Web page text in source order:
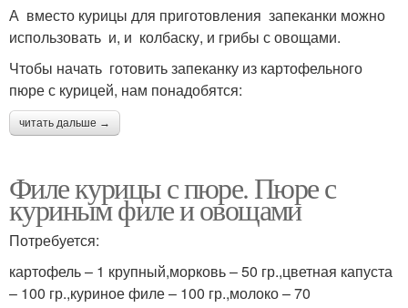
А вместо курицы для приготовления запеканки можно
использовать и, и колбаску, и грибы с овощами.
Чтобы начать готовить запеканку из картофельного
пюре с курицей, нам понадобятся:
читать дальше →
Филе курицы с пюре. Пюре с
куриным филе и овощами
Потребуется:
картофель – 1 крупный,морковь – 50 гр.,цветная капуста
– 100 гр.,куриное филе – 100 гр.,молоко – 70